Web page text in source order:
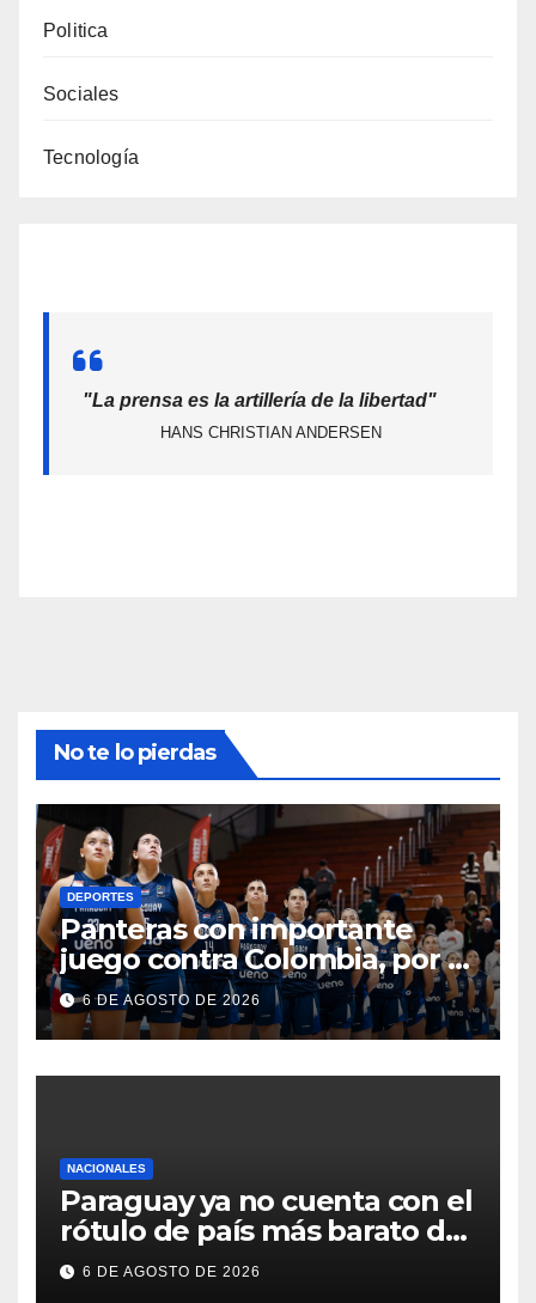
Politica
Sociales
Tecnología
"La prensa es la artillería de la libertad"
HANS CHRISTIAN ANDERSEN
No te lo pierdas
DEPORTES
Panteras con importante
juego contra Colombia, por el
Sudamericano de básquet
6 DE AGOSTO DE 2026
NACIONALES
Paraguay ya no cuenta con el
rótulo de país más barato de
Sudamérica
6 DE AGOSTO DE 2026